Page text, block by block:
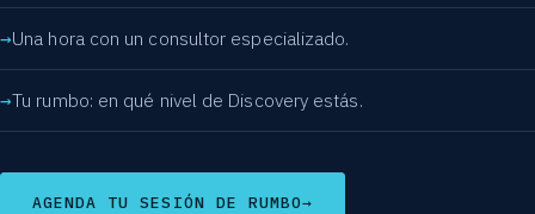
Una hora con un consultor especializado.
Tu rumbo: en qué nivel de Discovery estás.
AGENDA TU SESIÓN DE RUMBO→